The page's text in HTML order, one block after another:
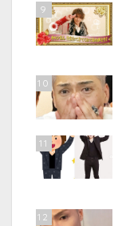
9
10
11
12